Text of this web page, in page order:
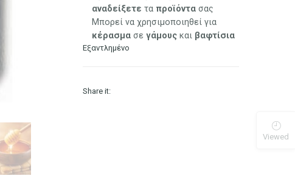
αναδείξετε τα προϊόντα σας
Μπορεί να χρησιμοποιηθεί για
κέρασμα σεγάμους και βαφτίσια
Εξαντλημένο
Share it:
Viewed